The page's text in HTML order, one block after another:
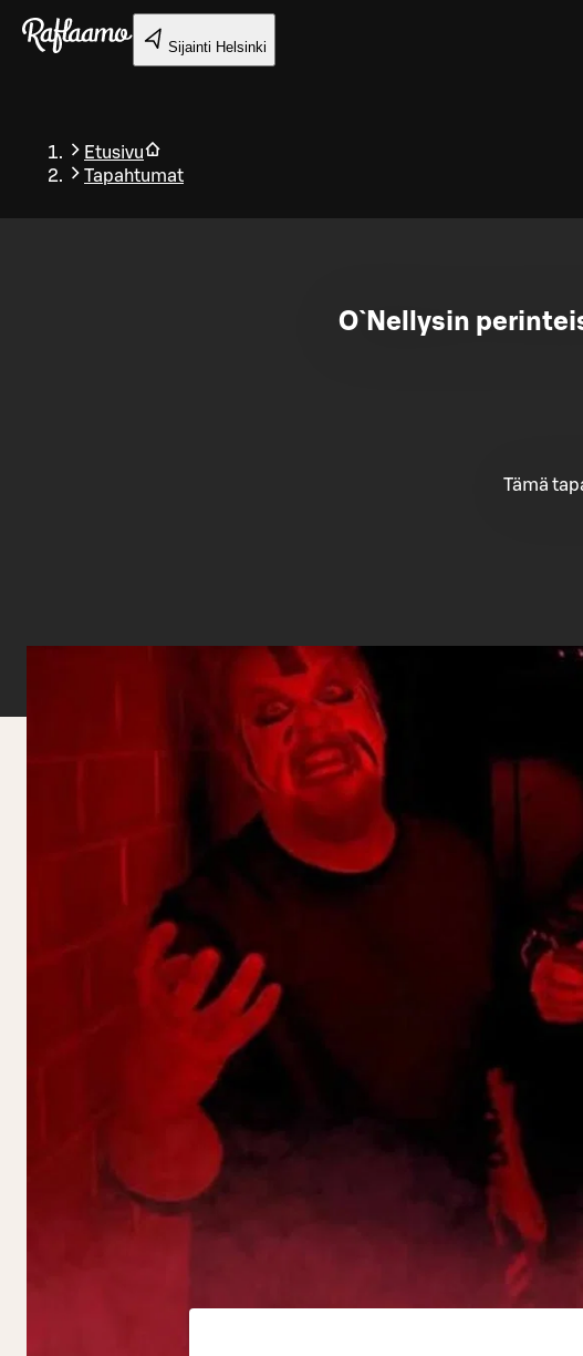
Siirry pääsisältöön
Sijainti Helsinki
Etusivu
Tapahtumat
Takaisin
O`Nellysin
Tämä